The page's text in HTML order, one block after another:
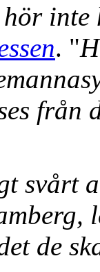
inte
. "
svårt
de